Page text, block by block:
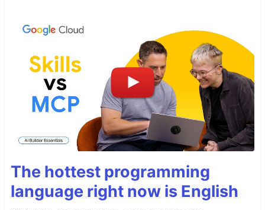
The hottest programming
language right now is English